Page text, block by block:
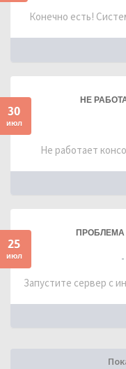
Конечно есть!
30
июл
НЕ
Не работает
25
июл
ПРОБЛЕМА
Запустите сервер с